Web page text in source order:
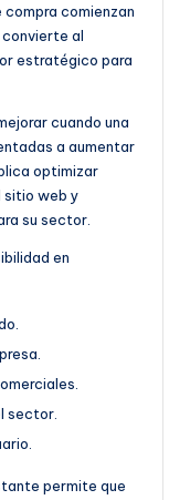
compra comienzan
convierte al
estratégico para
cuando una
a aumentar
optimizar
sitio web y
su sector.
en
sector.
permite que